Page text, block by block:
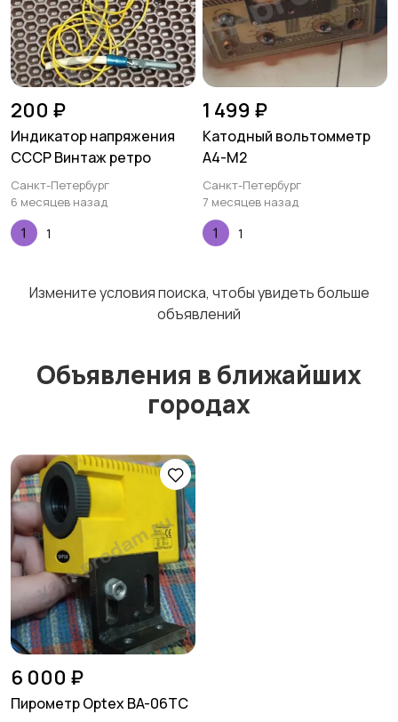
200 ₽
Индикатор напряжения
СССР Винтаж ретро
Санкт-Петербург
6 месяцев назад
1
1 499 ₽
Катодный вольтомметр
А4-М2
Санкт-Петербург
7 месяцев назад
1
Измените условия поиска, чтобы увидеть больше
объявлений
Объявления в ближайших
городах
6 000 ₽
Пирометр Optex BA-06TC